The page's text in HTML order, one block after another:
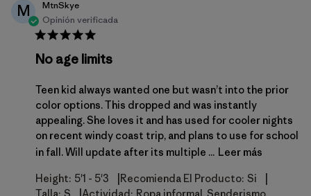
M
MtnSkye
Opinión verificada
No age limits
Teen kid always wanted one but wasn’t into the prior
color options. This dropped and was instantly
appealing. She loves it and has used for cooler nights
on recent windy coast trip, and plans to use for school
in fall. Will update after its multiple ... Leer más
Height: 5'1 - 5'3 Recomienda El Producto: Si